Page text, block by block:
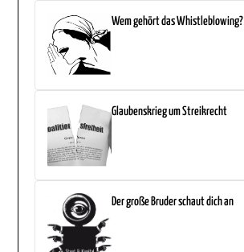
Wem gehört das Whistleblowing?
Glaubenskrieg um Streikrecht
Der große Bruder schaut dich an